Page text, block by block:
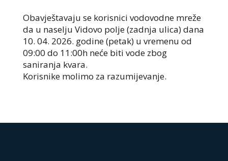
Obavještavaju se korisnici vodovodne mreže
da u naselju Vidovo polje (zadnja ulica) dana
10. 04. 2026. godine (petak) u vremenu od
09:00 do 11:00h neće biti vode zbog
saniranja kvara.
Korisnike molimo za razumijevanje.